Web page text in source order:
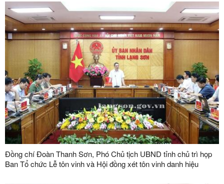
Đồng chí Đoàn Thanh Sơn, Phó Chủ tịch UBND tỉnh chủ trì họp
Ban Tổ chức Lễ tôn vinh và Hội đồng xét tôn vinh danh hiệu